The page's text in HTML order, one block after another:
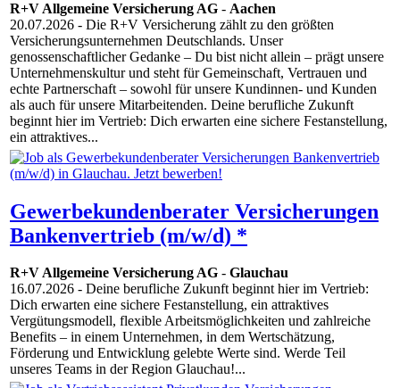
R+V Allgemeine Versicherung AG - Aachen
20.07.2026 - Die R+V Versicherung zählt zu den größten
Versicherungsunternehmen Deutschlands. Unser
genossenschaftlicher Gedanke – Du bist nicht allein – prägt unsere
Unternehmenskultur und steht für Gemeinschaft, Vertrauen und
echte Partnerschaft – sowohl für unsere Kundinnen- und Kunden
als auch für unsere Mitarbeitenden. Deine berufliche Zukunft
beginnt hier im Vertrieb: Dich erwarten eine sichere Festanstellung,
ein attraktives...
Gewerbekundenberater Versicherungen
Bankenvertrieb (m/w/d) *
R+V Allgemeine Versicherung AG - Glauchau
16.07.2026 - Deine berufliche Zukunft beginnt hier im Vertrieb:
Dich erwarten eine sichere Festanstellung, ein attraktives
Vergütungsmodell, flexible Arbeitsmöglichkeiten und zahlreiche
Benefits – in einem Unternehmen, in dem Wertschätzung,
Förderung und Entwicklung gelebte Werte sind. Werde Teil
unseres Teams in der Region Glauchau!...